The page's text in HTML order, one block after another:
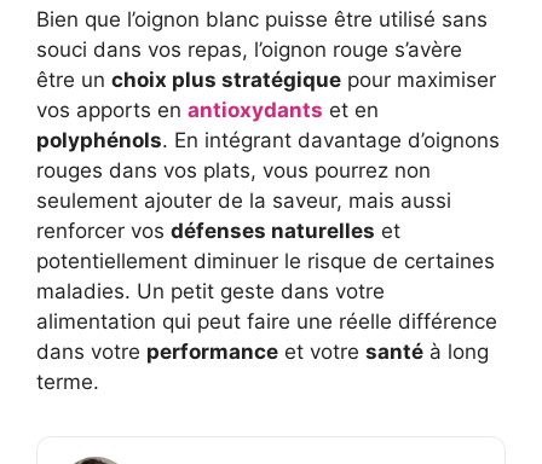
Bien que l’oignon blanc puisse être utilisé sans
souci dans vos repas, l’oignon rouge s’avère
être un choix plus stratégique pour maximiser
vos apports en antioxydants et en
polyphénols. En intégrant davantage d’oignons
rouges dans vos plats, vous pourrez non
seulement ajouter de la saveur, mais aussi
renforcer vos défenses naturelles et
potentiellement diminuer le risque de certaines
maladies. Un petit geste dans votre
alimentation qui peut faire une réelle différence
dans votre performance et votre santé à long
terme.